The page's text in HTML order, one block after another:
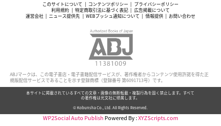
このサイトについて コンテンツポリシー
プライバシーポリシー
利用規約
特定商取引法に基づく表記
広告掲載について
運営会社
ニュース提供先 WEBプッシュ通知について 情報提供 お問い合わせ
ABJマークは、この電子書店・電子書籍配信サービスが、著作権者からコンテンツ使用許諾を得た正
規版配信サービスであることを示す登録商標（登録番号 第6091713号）です。
本サイトに掲載されているすべての文章・画像の無断転載・複製行為を固く禁止します。すべて
の著作権は光文社に帰属します。
© Kobunsha Co., Ltd. All Rights Reserved.
WP2Social Auto Publish Powered By :XYZScripts.com